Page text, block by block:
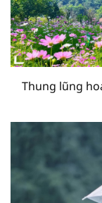
Thung lũng